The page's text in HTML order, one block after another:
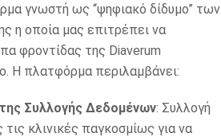
γνωστή ως “ψηφιακό δίδυμο” των
η οποία μας επιτρέπει να
φροντίδας της Diaverum
Η πλατφόρμα περιλαμβάνει:
Συλλογής Δεδομένων: Συλλογή
κλινικές παγκοσμίως για να